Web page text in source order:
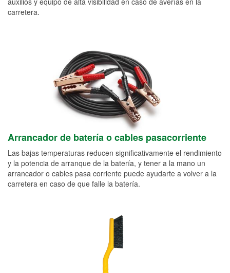
carretera.
Arrancador de batería o cables pasacorriente
Las bajas temperaturas reducen significativamente el rendimiento
y la potencia de arranque de la batería, y tener a la mano un
arrancador o cables pasa corriente puede ayudarte a volver a la
carretera en caso de que falle la batería.